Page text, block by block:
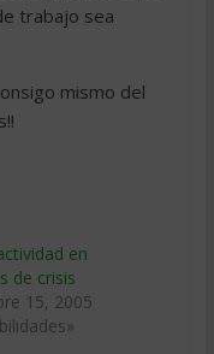
trabajo sea
mismo del
en
de crisis
15, 2005